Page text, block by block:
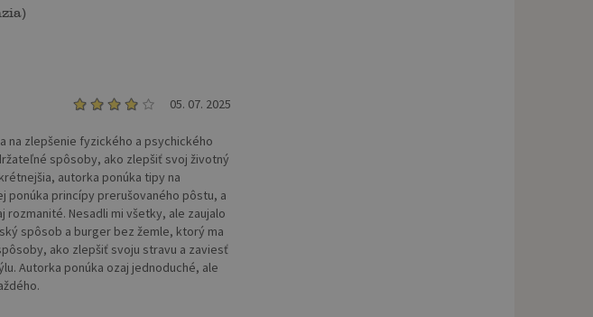
)
05. 07. 2025
na zlepšenie fyzického a psychického
spôsoby, ako zlepšiť svoj životný
autorka ponúka tipy na
ponúka princípy prerušovaného pôstu, a
Nesadli mi všetky, ale zaujalo
spôsob a burger bez žemle, ktorý ma
ako zlepšiť svoju stravu a zaviesť
Autorka ponúka ozaj jednoduché, ale